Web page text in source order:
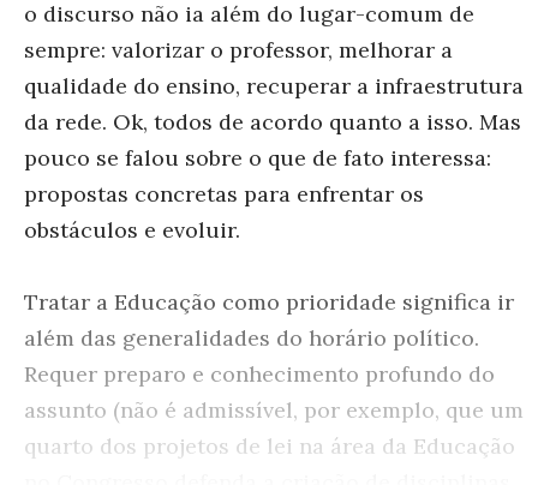
o discurso não ia além do lugar-comum de
sempre: valorizar o professor, melhorar a
qualidade do ensino, recuperar a infraestrutura
da rede. Ok, todos de acordo quanto a isso. Mas
pouco se falou sobre o que de fato interessa:
propostas concretas para enfrentar os
obstáculos e evoluir.
Tratar a Educação como prioridade significa ir
além das generalidades do horário político.
Requer preparo e conhecimento profundo do
assunto (não é admissível, por exemplo, que um
quarto dos projetos de lei na área da Educação